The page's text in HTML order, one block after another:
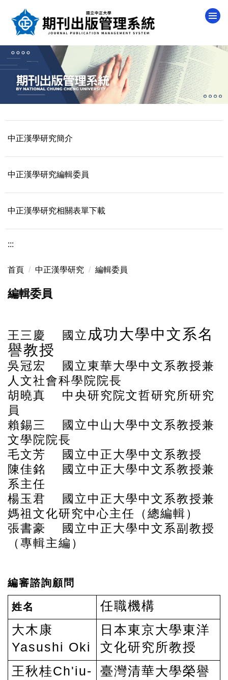
到
要
內
容
中正漢學研究簡介
中正漢學研究編輯委員
中正漢學研究相關表單下載
:::
首頁 中正漢學研究 編輯委員
編輯委員
王三慶 國立 成功大學中文系名
譽教授
吳冠宏 國立東華大學中文系教授兼
人文社會科學院院長
胡曉真 中央研究院文哲研究所研究
員
賴錫三 國立中山大學中文系教授兼
文學院院長
毛文芳 國立中正大學中文系教授
陳佳銘 國立中正大學中文系教授兼
系主任
楊玉君 國立中正大學中文系教授兼
媽祖文化研究中心主任（總編輯）
張書豪 國立中正大學中文系副教授
（專輯主編）
編審諮詢顧問
姓名
任職機構
大木康
Yasushi Oki
日本東京大學東洋
文化研究所教授
王秋桂Ch'iu-
臺灣清華大學榮譽